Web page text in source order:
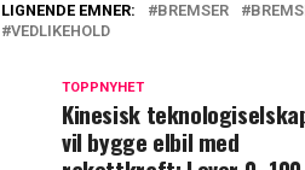
LIGNENDE EMNER: BREMSER
VEDLIKEHOLD
TOPPNYHET
Kinesisk
vil bygge elbil med